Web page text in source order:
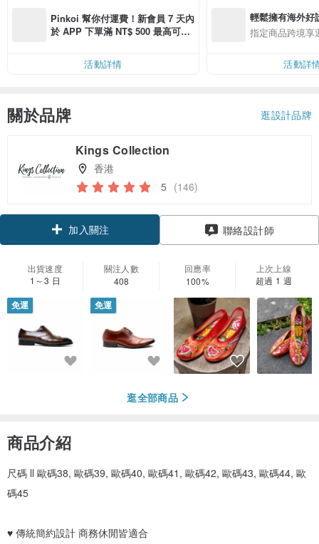
Pinkoi 幫你付運費！新會員 7 天內
於 APP 下單滿 NT$ 500 最高可折
活動詳情
輕鬆擁有海外好
指定商品跨境享
活動詳
關於品牌 逛設計品牌
Kings Collection
香港
5 (146)
加入關注 聯絡設計師
出貨速度
1～3 日
關注人數
408
回應率
100%
上次上線
超過 1 週
免運 免運
逛全部商品
商品介紹
尺碼 ll 歐碼38, 歐碼39, 歐碼40, 歐碼41, 歐碼42, 歐碼43, 歐碼44, 歐
碼45
♥ 傳統簡約設計 商務休閒皆適合